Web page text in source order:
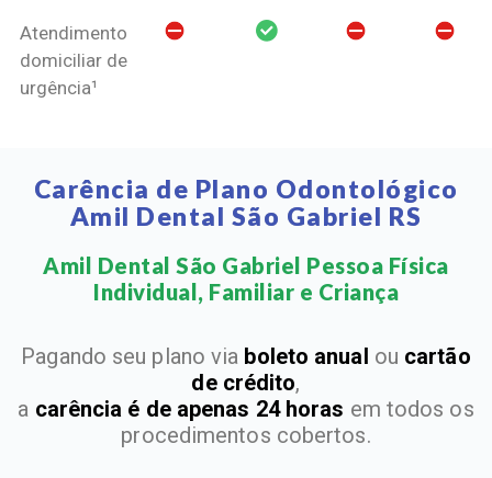
Atendimento
domiciliar de
urgência¹
Carência de Plano Odontológico
Amil Dental São Gabriel RS
Amil Dental São Gabriel Pessoa Física
Individual, Familiar e Criança​
Pagando seu plano via boleto anual ou cartão
de crédito,
a carência é de apenas 24 horas em todos os
procedimentos cobertos.